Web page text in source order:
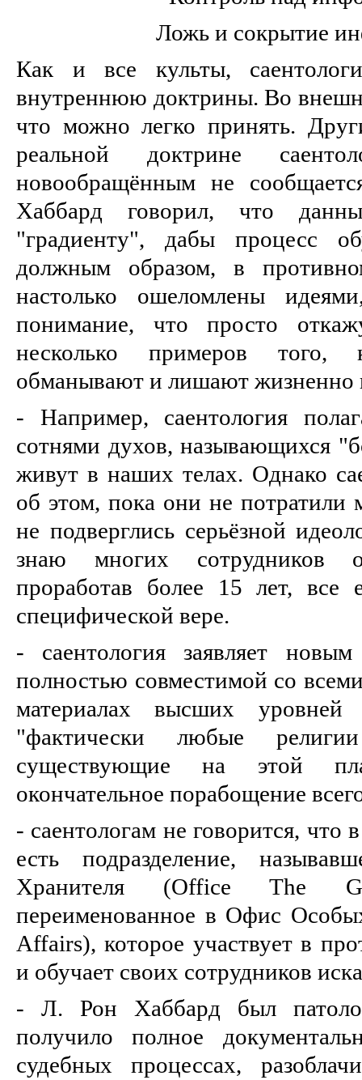
Ложь и сокрытие
Как и все культы,
внутреннюю доктрины. Во
что можно легко принять.
реальной доктрине
новообращённым не
Хаббард говорил, что
"градиенту", дабы процесс
должным образом, в
настолько ошеломлены
понимание, что просто
несколько примеров того,
обманывают и лишают
- Например, саентология
сотнями духов, называющихся
живут в наших телах. Однако
об этом, пока они не потратили
не подверглись серьёзной
знаю многих сотрудников
проработав более 15 лет,
специфической вере.
- саентология заявляет
полностью совместимой со
материалах высших
"фактически любые
существующие на этой
окончательное порабощение
- саентологам не говорится, что
есть подразделение,
Хранителя (Office The
переименованное в Офис
Affairs), которое участвует в
и обучает своих сотрудников
- Л. Рон Хаббард был
получило полное
судебных процессах,